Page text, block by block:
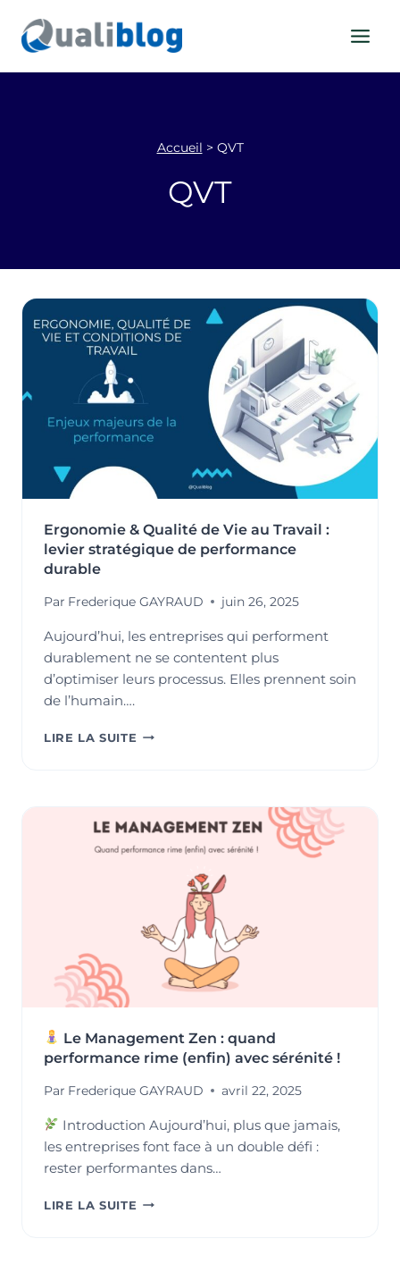
contenu
Accueil > QVT
QVT
Ergonomie & Qualité de Vie au Travail :
levier stratégique de performance
durable
Par Frederique GAYRAUD juin 26, 2025
Aujourd’hui, les entreprises qui performent
durablement ne se contentent plus
d’optimiser leurs processus. Elles prennent soin
de l’humain….
LIRE LA SUITE ERGONOMIE
AU
STRATÉGIQUE
PERFORMANCE
DURABLE
Le Management Zen : quand
performance rime (enfin) avec sérénité !
Par Frederique GAYRAUD avril 22, 2025
Introduction Aujourd’hui, plus que jamais,
les entreprises font face à un double défi :
rester performantes dans…
LIRE LA SUITE